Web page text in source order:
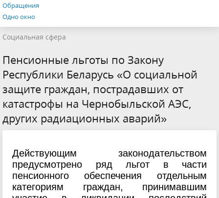
Обращения
Одно окно
Социальная сфера
Пенсионные льготы по Закону
Республики Беларусь «О социальной
защите граждан, пострадавших от
катастрофы на Чернобыльской АЭС,
других радиационных аварий»
Действующим законодательством
предусмотрено ряд льгот в части
пенсионного обеспечения отдельным
категориям граждан, принимавшим